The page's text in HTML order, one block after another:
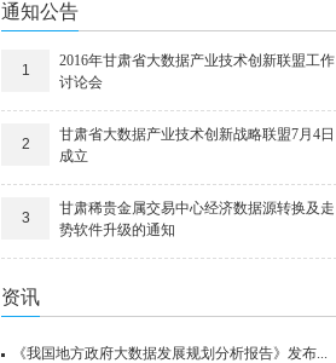
通知公告
1
2016年甘肃省大数据产业技术创新联盟工作
讨论会
2
甘肃省大数据产业技术创新战略联盟7月4日
成立
3
甘肃稀贵金属交易中心经济数据源转换及走
势软件升级的通知
资讯
《我国地方政府大数据发展规划分析报告》发布...